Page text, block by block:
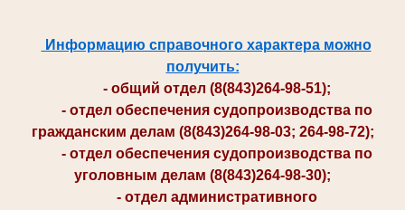
Информацию справочного характера можно
получить:
- общий отдел (8(843)264-98-51);
- отдел обеспечения судопроизводства по
гражданским делам (8(843)264-98-03; 264-98-72);
- отдел обеспечения судопроизводства по
уголовным делам (8(843)264-98-30);
- отдел административного